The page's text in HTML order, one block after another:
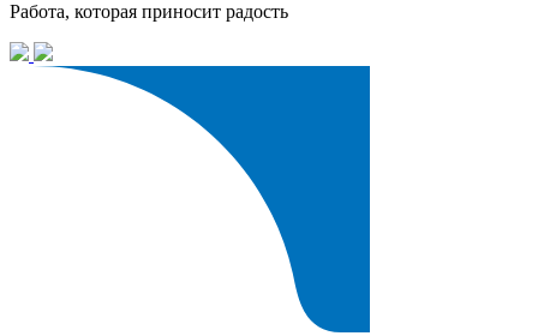
Работа, которая приносит радость